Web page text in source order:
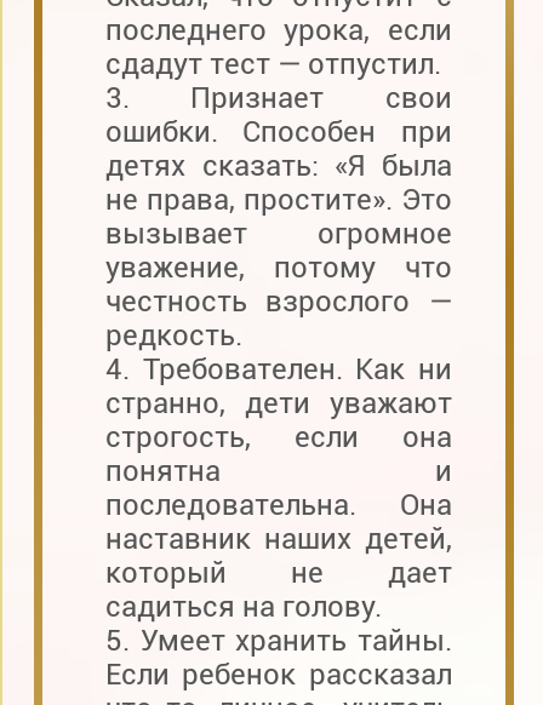
последнего урока, если
сдадут тест — отпустил.
3. Признает свои
ошибки. Способен при
детях сказать: «Я была
не права, простите». Это
вызывает огромное
уважение, потому что
честность взрослого —
редкость.
4. Требователен. Как ни
странно, дети уважают
строгость, если она
понятна и
последовательна. Она
наставник наших детей,
который не дает
садиться на голову.
5. Умеет хранить тайны.
Если ребенок рассказал